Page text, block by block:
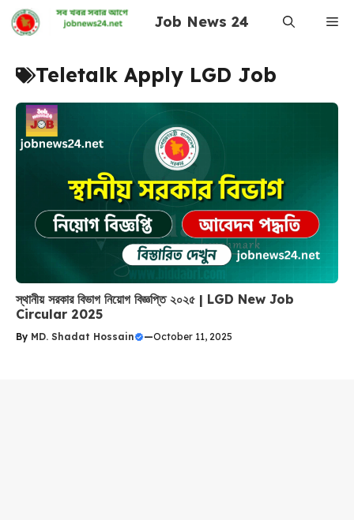
Skip
content
Job News 24
Teletalk Apply LGD Job
স্থানীয় সরকার বিভাগ নিয়োগ বিজ্ঞপ্তি ২০২৫ | LGD New Job
Circular 2025
By MD. Shadat Hossain —October 11, 2025